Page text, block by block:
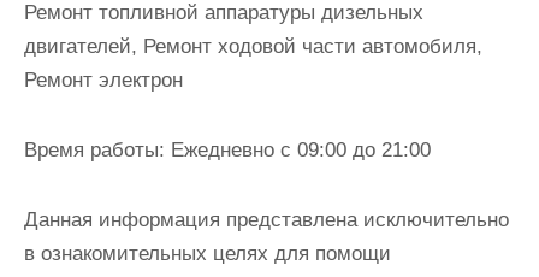
Ремонт топливной аппаратуры дизельных
двигателей, Ремонт ходовой части автомобиля,
Ремонт электрон
Время работы: Ежедневно с 09:00 до 21:00
Данная информация представлена исключительно
в ознакомительных целях для помощи